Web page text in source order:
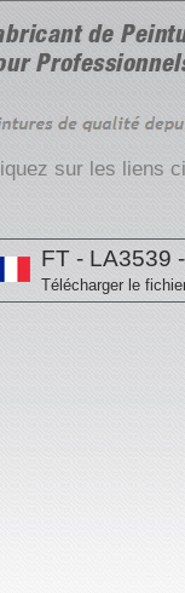
sur les liens
FT - LA3539
Télécharger le